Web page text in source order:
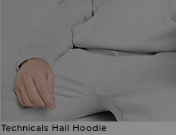
Technicals Hail Hoodie